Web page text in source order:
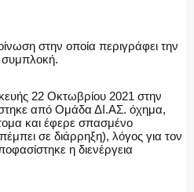
στην οποία περιγράφει την
συμπλοκή.
22 Οκτωβρίου 2021 στην
από Ομάδα ΔΙ.ΑΣ. όχημα,
και έφερε σπασμένο
σε διάρρηξη), λόγος για τον
η διενέργεια